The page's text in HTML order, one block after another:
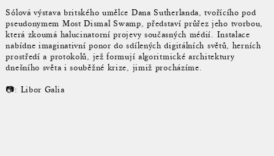
Sólová výstava britského umělce Dana Sutherlanda, tvořícího pod
pseudonymem Most Dismal Swamp, představí průřez jeho tvorbou,
která zkoumá halucinatorní projevy současných médií. Instalace
nabídne imaginativní ponor do sdílených digitálních světů, herních
prostředí a protokolů, jež formují algoritmické architektury
dnešního světa i souběžné krize, jimiž procházíme.
📷: Libor Galia